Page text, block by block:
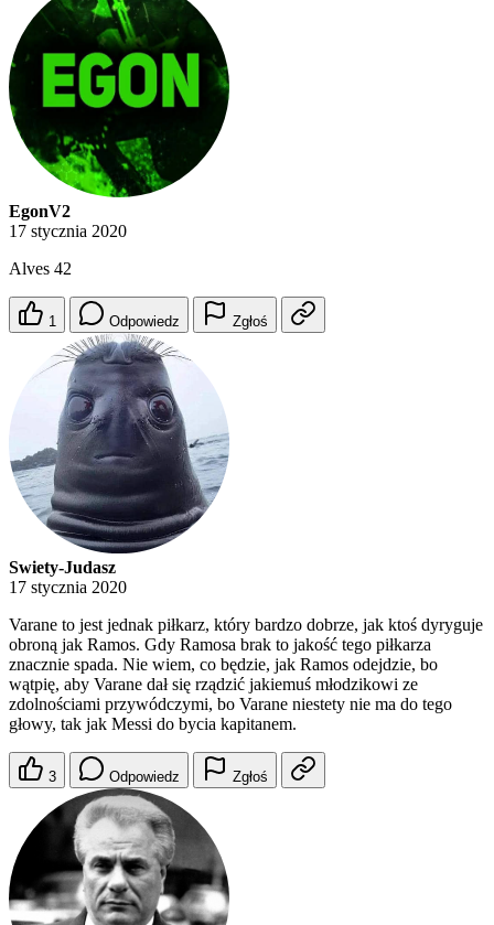
EgonV2
17 stycznia 2020
Alves 42
1 Odpowiedz Zgłoś
Swiety-Judasz
17 stycznia 2020
Varane to jest jednak piłkarz, który bardzo dobrze, jak ktoś dyryguje
obroną jak Ramos. Gdy Ramosa brak to jakość tego piłkarza
znacznie spada. Nie wiem, co będzie, jak Ramos odejdzie, bo
wątpię, aby Varane dał się rządzić jakiemuś młodzikowi ze
zdolnościami przywódczymi, bo Varane niestety nie ma do tego
głowy, tak jak Messi do bycia kapitanem.
3 Odpowiedz Zgłoś